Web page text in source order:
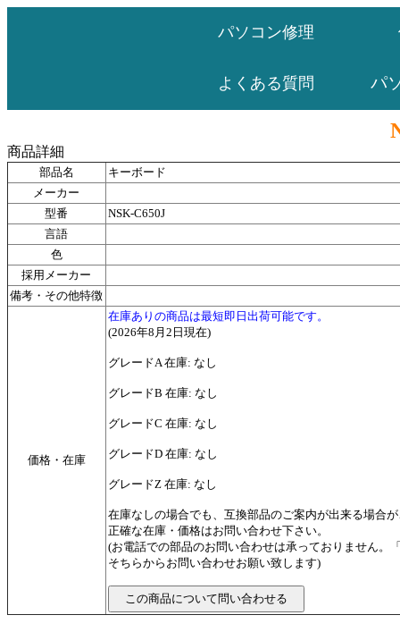
パソコン修理
よくある質問 パ
商品詳細
部品名
キーボード
メーカー
型番
NSK-C650J
言語
色
採用メーカー
備考・その他特徴
価格・在庫
在庫ありの商品は最短即日出荷可能です。
(2026年8月2日現在)
グレードA 在庫: なし
グレードB 在庫: なし
グレードC 在庫: なし
グレードD 在庫: なし
グレードZ 在庫: なし
在庫なしの場合でも、互換部品のご案内が出来る場合
正確な在庫・価格はお問い合わせ下さい。
(お電話での部品のお問い合わせは承っておりません。
そちらからお問い合わせお願い致します)